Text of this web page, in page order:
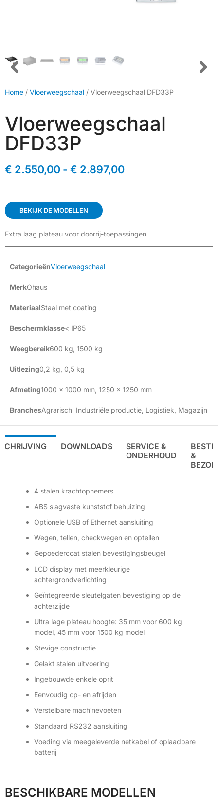
Home / Vloerweegschaal / Vloerweegschaal DFD33P
Vloerweegschaal
DFD33P
€ 2.550,00 - € 2.897,00
BEKIJK DE MODELLEN
Extra laag plateau voor doorrij-toepassingen
CategorieënVloerweegschaal
MerkOhaus
MateriaalStaal met coating
Beschermklasse< IP65
Weegbereik600 kg 1500 kg
Uitlezing0,2 kg 0,5 kg
Afmeting1000 x 1000 mm 1250 x 1250 mm
BranchesAgrarisch Industriële productie Logistiek Magazijn
DOWNLOADS
SERVICE &
ONDERHOUD
&
4 stalen krachtopnemers
ABS slagvaste kunststof behuizing
Optionele USB of Ethernet aansluiting
Wegen, tellen, checkwegen en optellen
Gepoedercoat stalen bevestigingsbeugel
LCD display met meerkleurige
achtergrondverlichting
Geïntegreerde sleutelgaten bevestiging op de
achterzijde
Ultra lage plateau hoogte: 35 mm voor 600 kg
model, 45 mm voor 1500 kg model​
Stevige constructie
Gelakt stalen uitvoering
Ingebouwde enkele oprit
Eenvoudig op- en afrijden
Verstelbare machinevoeten
Standaard RS232 aansluiting
Voeding via meegeleverde netkabel of oplaadbare
batterij
BESCHIKBARE MODELLEN